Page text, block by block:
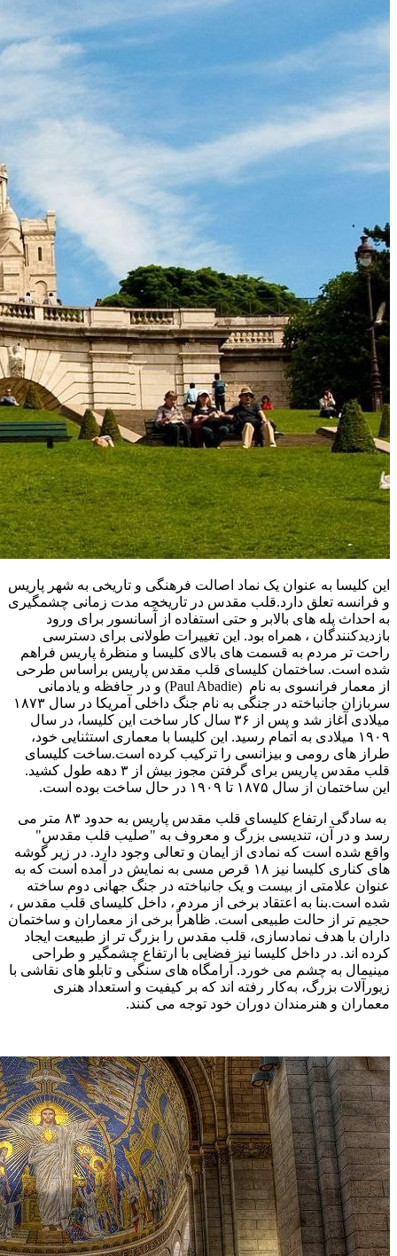
این کلیسا به عنوان یک نماد اصالت فرهنگی و تاریخی به شهر پاریس
و فرانسه تعلق دارد.قلب مقدس در تاریخچه مدت زمانی چشمگیری
به احداث پله‌ های بالابر و حتی استفاده از آسانسور برای ورود
بازدیدکنندگان ، همراه بود. این تغییرات طولانی برای دسترسی
راحت‌ تر مردم به قسمت‌ های بالای کلیسا و منظرهٔ پاریس فراهم
شده است. ساختمان کلیسای قلب مقدس پاریس براساس طرحی
از معمار فرانسوی به نام (Paul Abadie) و در حافظه و یادمانی
سربازان جانباخته در جنگی به نام جنگ داخلی آمریکا در سال ۱۸۷۳
میلادی آغاز شد و پس از ۳۶ سال کار ساخت این کلیسا، در سال
۱۹۰۹ میلادی به اتمام رسید. این کلیسا با معماری استثنایی خود،
طراز های رومی و بیزانسی را ترکیب کرده است.ساخت کلیسای
قلب مقدس پاریس برای گرفتن مجوز بیش از ۳ دهه طول کشید.
این ساختمان از سال ۱۸۷۵ تا ۱۹۰۹ در حال ساخت بوده است.
به سادگی ارتفاع کلیسای قلب مقدس پاریس به حدود ۸۳ متر می‌
رسد و در آن، تندیسی بزرگ و معروف به "صلیب قلب مقدس"
واقع شده است که نمادی از ایمان و تعالی وجود دارد. در زیر گوشه‌
های کناری کلیسا نیز ۱۸ قرص مسی به نمایش در آمده است که به
عنوان علامتی از بیست و یک جانباخته در جنگ جهانی دوم ساخته
شده است.بنا به اعتقاد برخی از مردم ، داخل کلیسای قلب مقدس ،
حجیم‌ تر از حالت طبیعی است. ظاهراً برخی از معماران و ساختمان‌
داران با هدف نمادسازی، قلب مقدس را بزرگ‌ تر از طبیعت ایجاد
کرده‌ اند. در داخل کلیسا نیز فضایی با ارتفاع چشمگیر و طراحی
مینیمال به چشم می‌ خورد. آرامگاه‌ های سنگی و تابلو های نقاشی با
زیورآلات بزرگ، به‌کار رفته‌ اند که بر کیفیت و استعداد هنری
معماران و هنرمندان دوران خود توجه می‌ کنند.